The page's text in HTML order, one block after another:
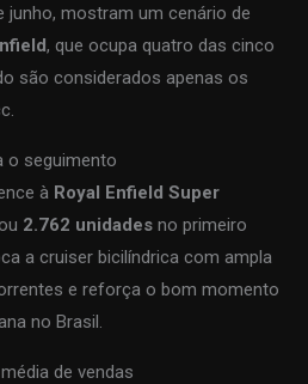
junho, mostram um cenário de
, que ocupa quatro das cinco
são considerados apenas os
o seguimento
à Royal Enfield Super
2.762 unidades no primeiro
a cruiser bicilíndrica com ampla
e reforça o bom momento
no Brasil.
de vendas